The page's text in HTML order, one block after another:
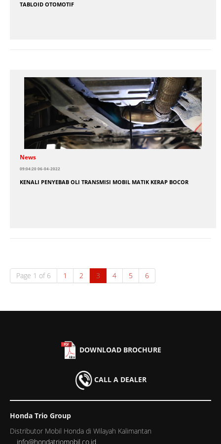
TABLOID OTOMOTIF
News
09:04:20 06-04-2022
KENALI PENYEBAB OLI TRANSMISI MOBIL MATIK KERAP BOCOR
Page 1 of 6 1 2 3 4 5 6
DOWNLOAD BROCHURE
CALL A DEALER
Honda Trio Group
Distributor Mobil Honda di Wilayah Kalimantan
info@hondatriomobil.co.id